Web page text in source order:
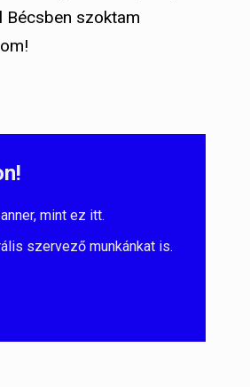
Bécsben szoktam
mint ez itt.
szervező munkánkat is.